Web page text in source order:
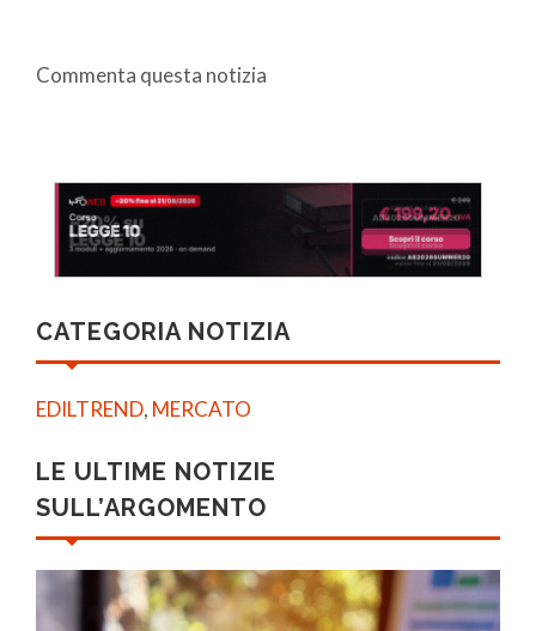
Commenta questa notizia
CATEGORIA NOTIZIA
EDILTREND, MERCATO
LE ULTIME NOTIZIE
SULL’ARGOMENTO